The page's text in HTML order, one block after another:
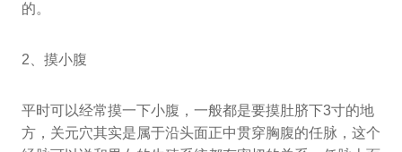
的。
2、摸小腹
平时可以经常摸一下小腹，一般都是要摸肚脐下3寸的地
方，关元穴其实是属于沿头面正中贯穿胸腹的任脉，这个